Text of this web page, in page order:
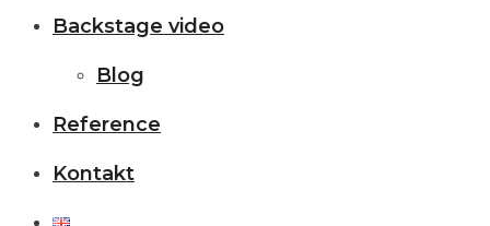
Backstage video
Blog
Reference
Kontakt